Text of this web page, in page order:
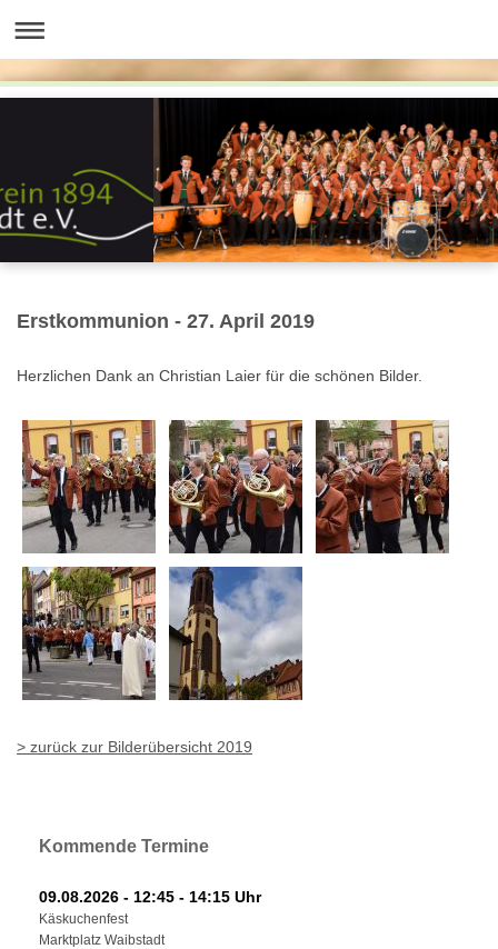
Erstkommunion - 27. April 2019
Herzlichen Dank an Christian Laier für die schönen Bilder.
> zurück zur Bilderübersicht 2019
Kommende Termine
09.08.2026 - 12:45 - 14:15 Uhr
Käskuchenfest
Marktplatz Waibstadt